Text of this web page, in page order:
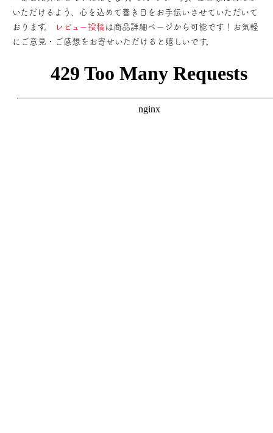
いただけるよう、心を込めて善き日をお手伝いさせていただいて
おります。
レビュー投稿 は商品詳細ページから可能です！お気軽
にご意見・ご感想をお寄せいただけると嬉しいです。